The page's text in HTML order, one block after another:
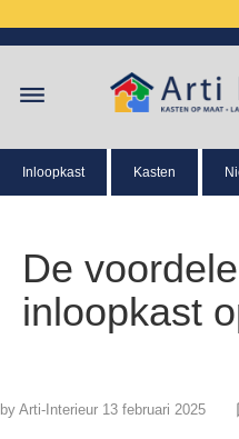
Inloopkast Kasten
De
inloopkast
by Arti-Interieur 13 februari 2025